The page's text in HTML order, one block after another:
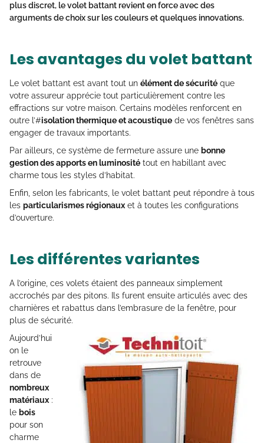
plus discret, le volet battant revient en force avec des
arguments de choix sur les couleurs et quelques innovations.
Les avantages du volet battant
Le volet battant est avant tout un élément de sécurité que
votre assureur apprécie tout particulièrement contre les
effractions sur votre maison. Certains modèles renforcent en
outre l’#isolation thermique et acoustique de vos fenêtres sans
engager de travaux importants.
Par ailleurs, ce système de fermeture assure une bonne
gestion des apports en luminosité tout en habillant avec
charme tous les styles d’habitat.
Enfin, selon les fabricants, le volet battant peut répondre à tous
les particularismes régionauxet à toutes les configurations
d’ouverture.
Les différentes variantes
A l’origine, ces volets étaient des panneaux simplement
accrochés par des pitons. Ils furent ensuite articulés avec des
charnières et rabattus dans l’embrasure de la fenêtre, pour
plus de sécurité.
Aujourd’hui
on le
retrouve
dans de
nombreux
matériaux:
le bois
pour son
charme